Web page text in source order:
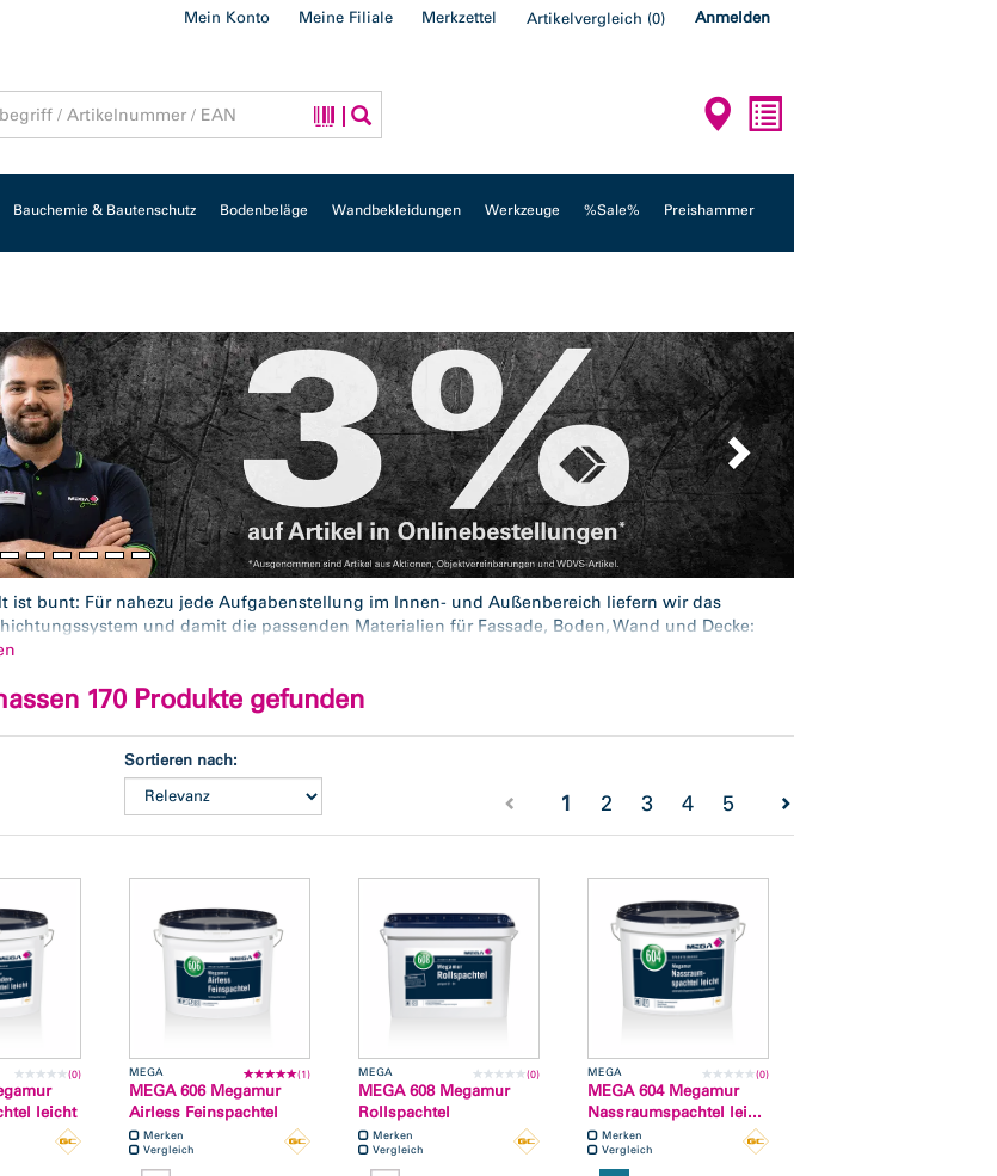
Mein Konto Meine Filiale Merkzettel Artikelvergleich (0) Anmelden
Bauchemie & Bautenschutz Bodenbeläge Wandbekleidungen Werkzeuge %Sale% Preishammer
ist bunt: Für nahezu jede Aufgabenstellung im Innen- und Außenbereich liefern wir das
und damit die passenden Materialien für Fassade, Boden, Wand und Decke:
Unsere Kernpartner in diesem Sortimentsbereich sind: Alligator, Caparol, CD-Color, Keim,
170 Produkte gefunden
Sortieren nach:
1 (current)
2 3 4 5
(0)
leicht
MEGA (1)
MEGA 606 Megamur
Airless Feinspachtel
Merken
Vergleich
MEGA (0)
MEGA 608 Megamur
Rollspachtel
Merken
Vergleich
MEGA (0)
MEGA 604 Megamur
Nassraumspachtel lei...
Merken
Vergleich